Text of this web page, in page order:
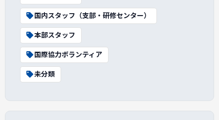
国内スタッフ（支部・研修センター）
本部スタッフ
国際協力ボランティア
未分類